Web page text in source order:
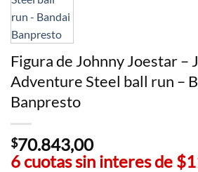
Figura de Johnny Joestar –
Adventure Steel ball run –
Banpresto
$70.843,00
6 cuotas sin interes de